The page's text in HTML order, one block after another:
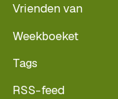
Vrienden van
Weekboeket
Tags
RSS-feed